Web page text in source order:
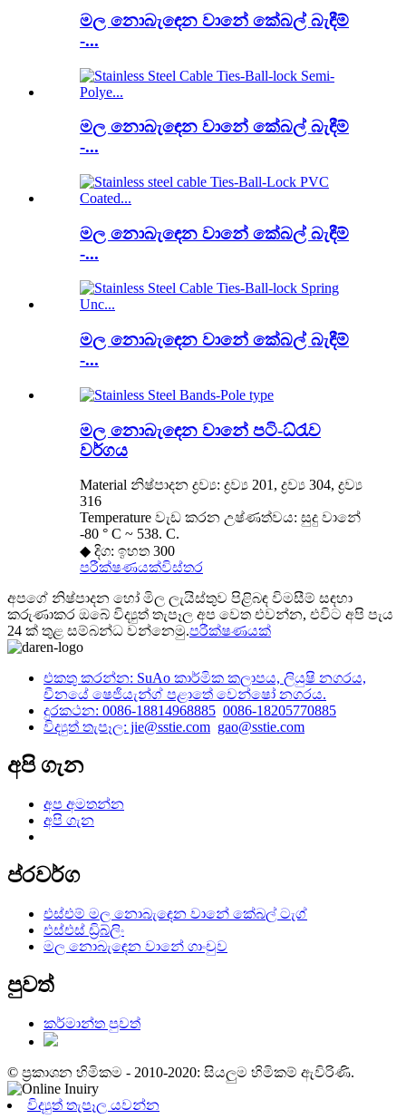
මල නොබැඳෙන වානේ කේබල් බැඳීම්
-...
මල නොබැඳෙන වානේ කේබල් බැඳීම්
-...
මල නොබැඳෙන වානේ කේබල් බැඳීම්
-...
මල නොබැඳෙන වානේ කේබල් බැඳීම්
-...
මල නොබැඳෙන වානේ පටි-ධ්රැව
වර්ගය
Material නිෂ්පාදන ද්‍රව්‍ය: ද්‍රව්‍ය 201, ද්‍රව්‍ය 304, ද්‍රව්‍ය
316
Temperature වැඩ කරන උෂ්ණත්වය: සුදු වානේ
-80 ° C ~ 538. C.
◆ දිග: ඉහත 300
පරීක්ෂණයක්විස්තර
අපගේ නිෂ්පාදන හෝ මිල ලැයිස්තුව පිළිබඳ විමසීම් සඳහා
කරුණාකර ඔබේ විද්‍යුත් තැපෑල අප වෙත එවන්න, එවිට අපි පැය
24 ක් තුළ සම්බන්ධ වන්නෙමු.පරීක්ෂණයක්
එකතු කරන්න: SuAo කාර්මික කලාපය, ලියුෂි නගරය,
චීනයේ ෂෙජියැන්ග් පළාතේ වෙන්ෂෝ නගරය.
දුරකථන: 0086-18814968885 0086-18205770885
විද්‍යුත් තැපෑල: jie@sstie.com gao@sstie.com
අපි ගැන
අප අමතන්න
අපි ගැන
ප්රවර්ග
එස්එම් මල නොබැඳෙන වානේ කේබල් ටැග්
එස්එස් ඩ්‍රිබ්ලිං
මල නොබැඳෙන වානේ ගාංචුව
පුවත්
කර්මාන්ත පුවත්
© ප්‍රකාශන හිමිකම - 2010-2020: සියලුම හිමිකම් ඇවිරිණි.
විද්‍යුත් තැපෑල යවන්න